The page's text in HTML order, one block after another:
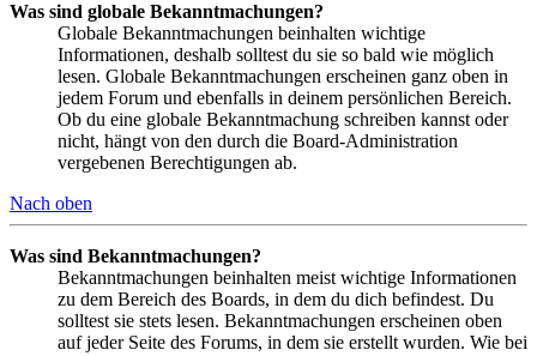
Was sind globale Bekanntmachungen?
Globale Bekanntmachungen beinhalten wichtige
Informationen, deshalb solltest du sie so bald wie möglich
lesen. Globale Bekanntmachungen erscheinen ganz oben in
jedem Forum und ebenfalls in deinem persönlichen Bereich.
Ob du eine globale Bekanntmachung schreiben kannst oder
nicht, hängt von den durch die Board-Administration
vergebenen Berechtigungen ab.
Nach oben
Was sind Bekanntmachungen?
Bekanntmachungen beinhalten meist wichtige Informationen
zu dem Bereich des Boards, in dem du dich befindest. Du
solltest sie stets lesen. Bekanntmachungen erscheinen oben
auf jeder Seite des Forums, in dem sie erstellt wurden. Wie bei